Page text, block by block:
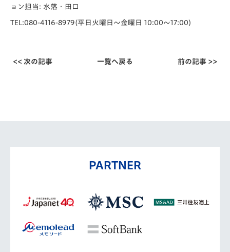
ョン担当: 水落・田口
TEL:080-4116-8979(平日火曜日〜金曜日 10:00〜17:00)
<< 次の記事 一覧へ戻る 前の記事 >>
PARTNER